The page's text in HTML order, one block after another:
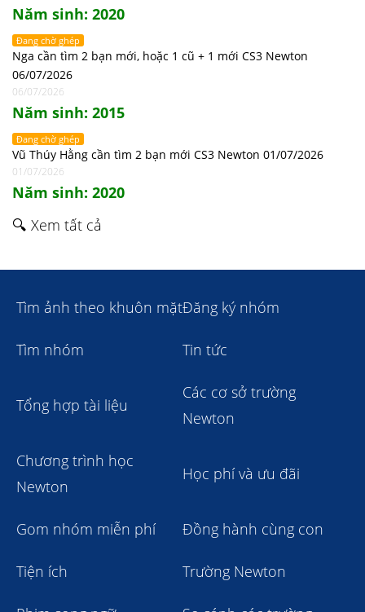
Năm sinh: 2020
Đang chờ ghép
Nga cần tìm 2 bạn mới, hoặc 1 cũ + 1 mới CS3 Newton
06/07/2026
06/07/2026
Năm sinh: 2015
Đang chờ ghép
Vũ Thúy Hằng cần tìm 2 bạn mới CS3 Newton 01/07/2026
01/07/2026
Năm sinh: 2020
🔍 Xem tất cả
Tìm ảnh theo khuôn mặtĐăng ký nhóm
Tìm nhóm Tin tức
Tổng hợp tài liệu
Các cơ sở trường
Newton
Chương trình học
Newton
Học phí và ưu đãi
Gom nhóm miễn phí Đồng hành cùng con
Tiện ích Trường Newton